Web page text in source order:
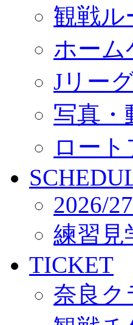
観戦ル
ホーム
Jリー
写真・
ロー
2026/27
練習見
TICKET
奈良ク